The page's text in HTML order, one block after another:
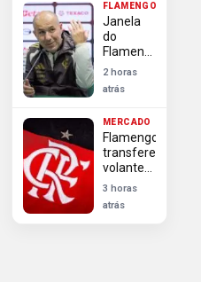
Flamengo
pela
Libertadores
na Globo
FLAMENGO
Janela
do
Flamengo:
Crise
interna e
prazos
frustram
reforços
2 horas
atrás
MERCADO
Flamengo
transfere
volante
Rayan
Lucas
para o
3 horas
atrás